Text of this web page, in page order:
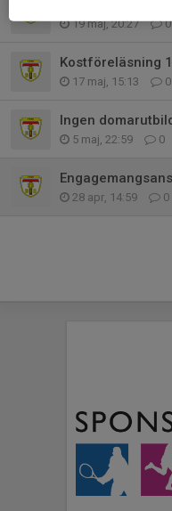
19 maj, 20:27 0
Kostföreläsning
17 maj, 15:13 0
Ingen
5 maj, 22:59 0
28 apr, 14:59 0